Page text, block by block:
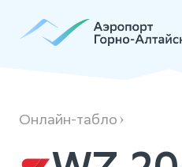
WZ2054
Онлайн-табло